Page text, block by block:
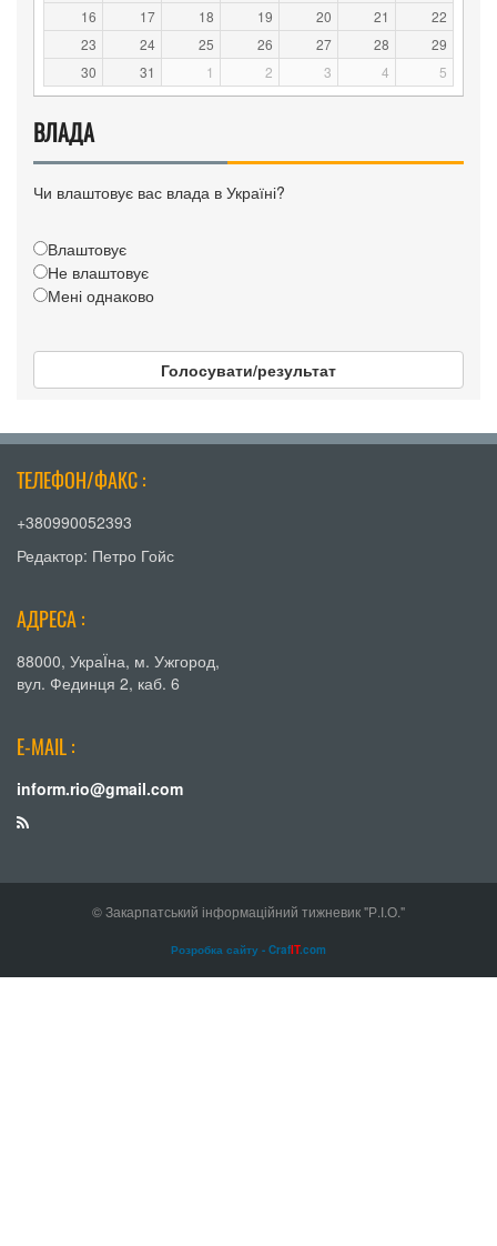
16
17 18 19 20 21
22
23
24 25 26 27 28
29
30
31 1 2 3 4 5
ВЛАДА
Чи влаштовує вас влада в Україні?
Влаштовує
Не влаштовує
Мені однаково
Голосувати/результат
ТЕЛЕФОН/ФАКС :
+380990052393
Редактор: Петро Гойс
АДРЕСА :
88000, УкраЇна, м. Ужгород,
вул. Фединця 2, каб. 6
E-MAIL :
inform.rio@gmail.com
© Закарпатський інформаційний тижневик "Р.І.О."
Розробка сайту - CrafIT.com